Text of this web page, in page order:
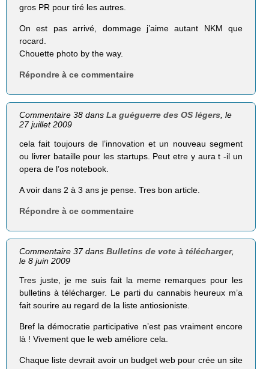
gros PR pour tiré les autres.
On est pas arrivé, dommage j’aime autant NKM que
rocard.
Chouette photo by the way.
Répondre à ce commentaire
Commentaire 38 dansLa guéguerre des OS légers , le
27 juillet 2009
cela fait toujours de l’innovation et un nouveau segment
ou livrer bataille pour les startups. Peut etre y aura t -il un
opera de l’os notebook.
A voir dans 2 à 3 ans je pense. Tres bon article.
Répondre à ce commentaire
Commentaire 37 dansBulletins de vote à télécharger,
le 8 juin 2009
Tres juste, je me suis fait la meme remarques pour les
bulletins à télécharger. Le parti du cannabis heureux m’a
fait sourire au regard de la liste antiosioniste.
Bref la démocratie participative n’est pas vraiment encore
là ! Vivement que le web améliore cela.
Chaque liste devrait avoir un budget web pour crée un site